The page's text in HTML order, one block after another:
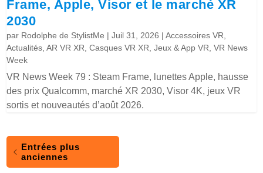
Frame, Apple, Visor et le marché XR
2030
par Rodolphe de StylistMe |Juil 31, 2026 |Accessoires VR
Actualités ,AR VR XR ,Casques VR XR ,Jeux & App VR ,VR News
Week
VR News Week 79 : Steam Frame, lunettes Apple, hausse
des prix Qualcomm, marché XR 2030, Visor 4K, jeux VR
sortis et nouveautés d’août 2026.
Entrées plus
anciennes